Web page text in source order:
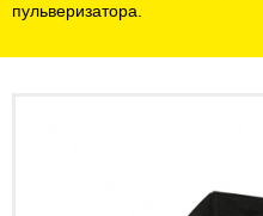
пульверизатора.